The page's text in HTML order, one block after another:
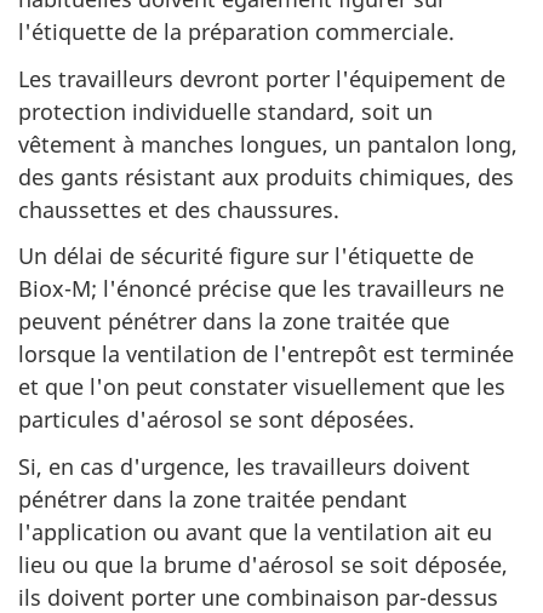
l'étiquette de la préparation commerciale.
Les travailleurs devront porter l'équipement de
protection individuelle standard, soit un
vêtement à manches longues, un pantalon long,
des gants résistant aux produits chimiques, des
chaussettes et des chaussures.
Un délai de sécurité figure sur l'étiquette de
Biox-M; l'énoncé précise que les travailleurs ne
peuvent pénétrer dans la zone traitée que
lorsque la ventilation de l'entrepôt est terminée
et que l'on peut constater visuellement que les
particules d'aérosol se sont déposées.
Si, en cas d'urgence, les travailleurs doivent
pénétrer dans la zone traitée pendant
l'application ou avant que la ventilation ait eu
lieu ou que la brume d'aérosol se soit déposée,
ils doivent porter une combinaison par-dessus